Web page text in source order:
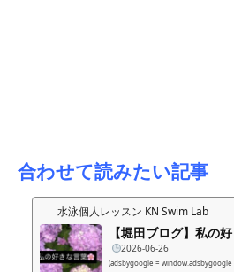
合わせて読みたい記事
水泳個人レッスン KN Swim Lab
【堀田ブログ】私の
2026-06-26
(adsbygoogle = window.adsbygoogle